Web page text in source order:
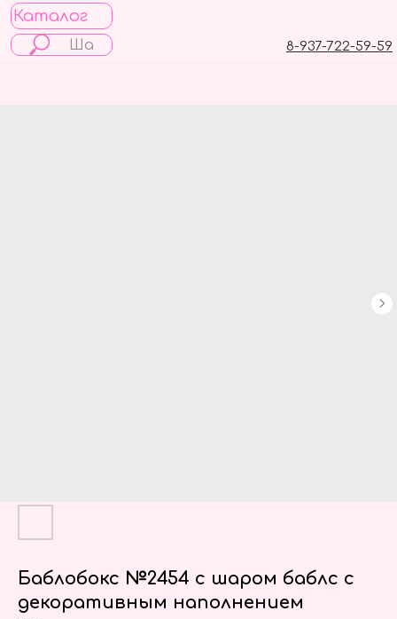
Каталог
8-937-722-59-59
Баблобокс №2454 с шаром баблс с
декоративным наполнением